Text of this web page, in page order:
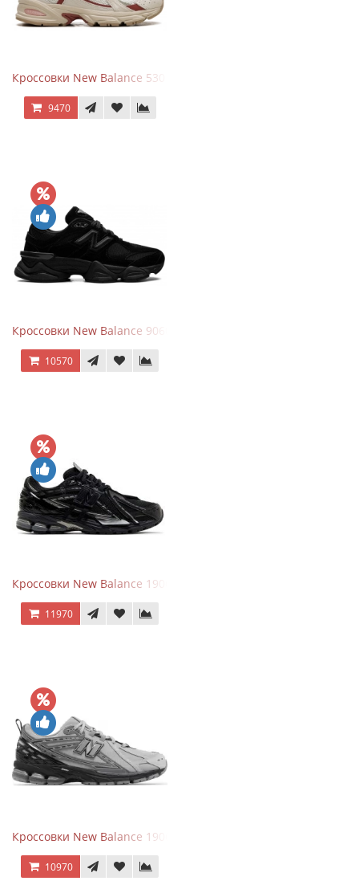
Кроссовки New Balance 530 Festival Pack Clay
9470
Кроссовки New Balance 9060 Triple Black
10570
Кроссовки New Balance 1906A Black Silver
11970
Кроссовки New Balance 1906R Brighton Grey
10970